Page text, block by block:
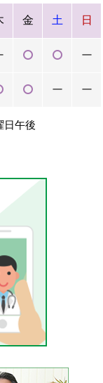
金 土 日
ー
ー ー
日午後